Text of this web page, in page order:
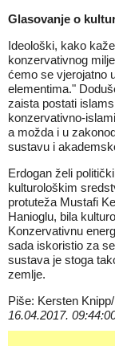
Glasovanje o
Ideološki, kako
konzervativnog
ćemo se vjerojatno
elementima."
zaista postati
konzervativno-
a možda i u
sustavu i
Erdogan želi
kulturološkim
protuteža Mustafi
Hanioglu, bila
Konzervativnu
sada iskoristio za
sustava je stoga
zemlje.
Piše: Kersten
16.04.2017.